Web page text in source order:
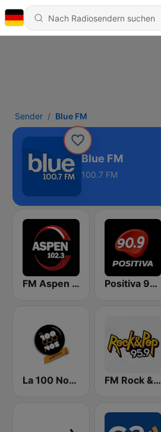
Sender Blue FM
Blue FM
100.7 FM
FM Aspen 102.3 Positiva 90.9 - Radio Mitre Corrientes
La 100 Nogoyá FM Rock & Pop